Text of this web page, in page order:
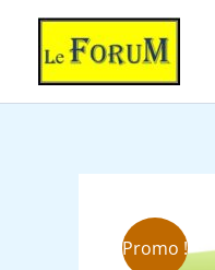
contenu
Promo !